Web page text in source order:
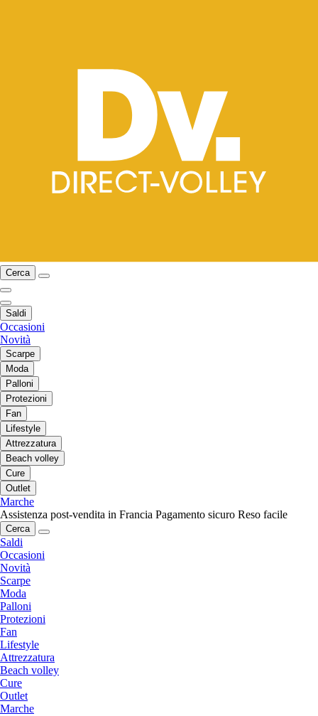
Cerca
Saldi
Occasioni
Novità
Scarpe
Moda
Palloni
Protezioni
Fan
Lifestyle
Attrezzatura
Beach volley
Cure
Outlet
Marche
Assistenza post-vendita in Francia Pagamento sicuro Reso facile
Cerca
Saldi
Occasioni
Novità
Scarpe
Moda
Palloni
Protezioni
Fan
Lifestyle
Attrezzatura
Beach volley
Cure
Outlet
Marche